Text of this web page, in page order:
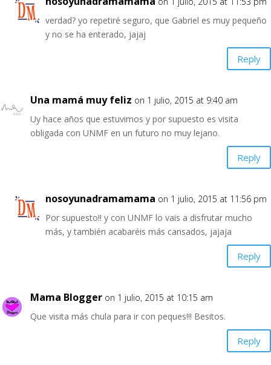
verdad? yo repetiré seguro, que Gabriel es muy pequeño
y no se ha enterado, jajaj
Reply
Una mamá muy feliz on 1 julio, 2015 at 9:40 am
Uy hace años que estuvimos y por supuesto es visita
obligada con UNMF en un futuro no muy lejano.
Reply
nosoyunadramamama on 1 julio, 2015 at 11:56 pm
Por supuesto!! y con UNMF lo vais a disfrutar mucho
más, y también acabaréis más cansados, jajaja
Reply
Mama Blogger on 1 julio, 2015 at 10:15 am
Que visita más chula para ir con peques!!! Besitos.
Reply